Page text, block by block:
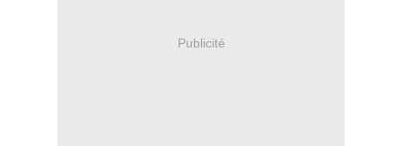
Publicité